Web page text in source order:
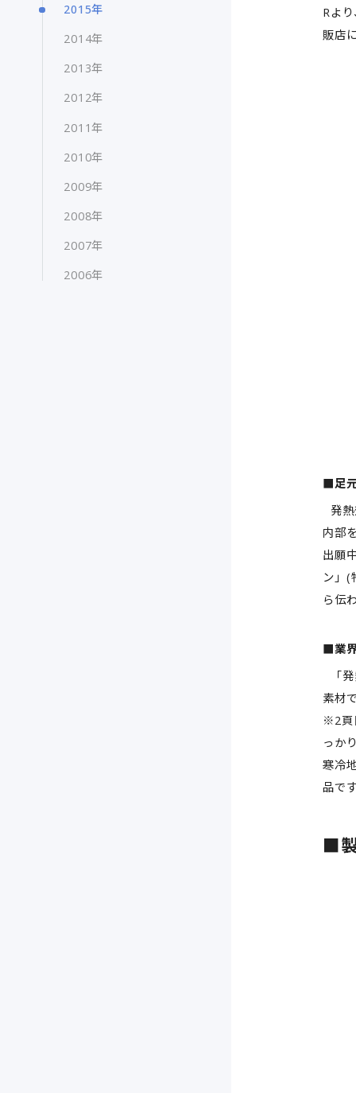
2015年
2014年
2013年
2012年
2011年
2010年
2009年
2008年
2007年
2006年
Rよ
販店
■足
発
内部
出願
ン」(
ら伝
■業界
「
素材
※2頁
っか
寒冷
品です
■